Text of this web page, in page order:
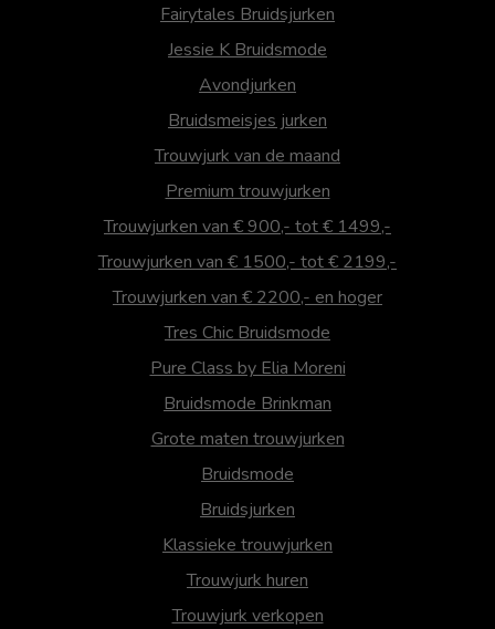
Fairytales Bruidsjurken
Jessie K Bruidsmode
Avondjurken
Bruidsmeisjes jurken
Trouwjurk van de maand
Premium trouwjurken
Trouwjurken van € 900,- tot € 1499,-
Trouwjurken van € 1500,- tot € 2199,-
Trouwjurken van € 2200,- en hoger
Tres Chic Bruidsmode
Pure Class by Elia Moreni
Bruidsmode Brinkman
Grote maten trouwjurken
Bruidsmode
Bruidsjurken
Klassieke trouwjurken
Trouwjurk huren
Trouwjurk verkopen